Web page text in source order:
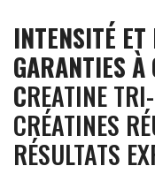
INTENSITÉ
GARANTIES À
CREATINE
CRÉATINES
RÉSULTATS